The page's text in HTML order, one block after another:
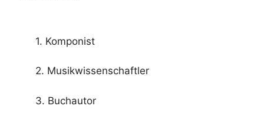
1. Komponist
2. Musikwissenschaftler
3. Buchautor